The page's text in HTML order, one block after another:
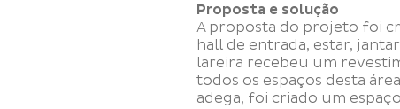
Proposta e solução
A proposta do projeto foi
hall de entrada, estar,
lareira recebeu um
todos os espaços desta
adega, foi criado um